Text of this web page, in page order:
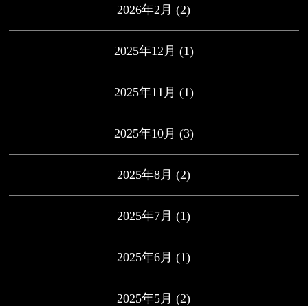
2026年2月 (2)
2025年12月 (1)
2025年11月 (1)
2025年10月 (3)
2025年8月 (2)
2025年7月 (1)
2025年6月 (1)
2025年5月 (2)